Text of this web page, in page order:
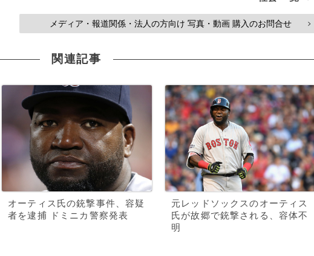
メディア・報道関係・法人の方向け 写真・動画 購入のお問合せ >
関連記事
オーティス氏の銃撃事件、容疑
者を逮捕 ドミニカ警察発表
元レッドソックスのオーティス
氏が故郷で銃撃される、容体不
明